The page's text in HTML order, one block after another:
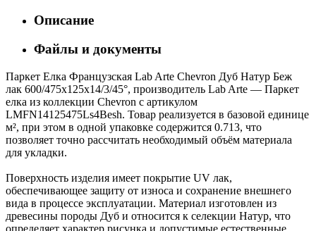
Описание
Файлы и документы
Паркет Елка Французская Lab Arte Chevron Дуб Натур Беж
лак 600/475х125х14/3/45°, производитель Lab Arte — Паркет
елка из коллекции Chevron с артикулом
LMFN14125475Ls4Besh. Товар реализуется в базовой единице
м², при этом в одной упаковке содержится 0.713, что
позволяет точно рассчитать необходимый объём материала
для укладки.
Поверхность изделия имеет покрытие UV лак,
обеспечивающее защиту от износа и сохранение внешнего
вида в процессе эксплуатации. Материал изготовлен из
древесины породы Дуб и относится к селекции Натур, что
определяет характер рисунка и допустимые естественные